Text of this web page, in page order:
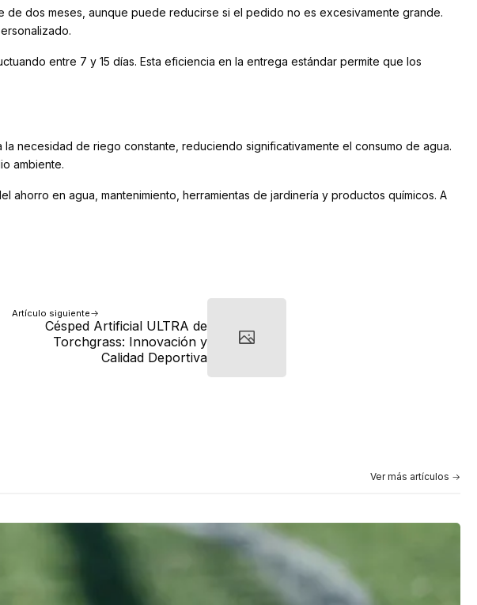
dos meses, aunque puede reducirse si el pedido no es excesivamente grande.
entre 7 y 15 días. Esta eficiencia en la entrega estándar permite que los
necesidad de riego constante, reduciendo significativamente el consumo de agua.
ambiente.
en agua, mantenimiento, herramientas de jardinería y productos químicos. A
Artículo siguiente
Césped Artificial ULTRA de
Torchgrass: Innovación y
Calidad Deportiva
Ver más artículos